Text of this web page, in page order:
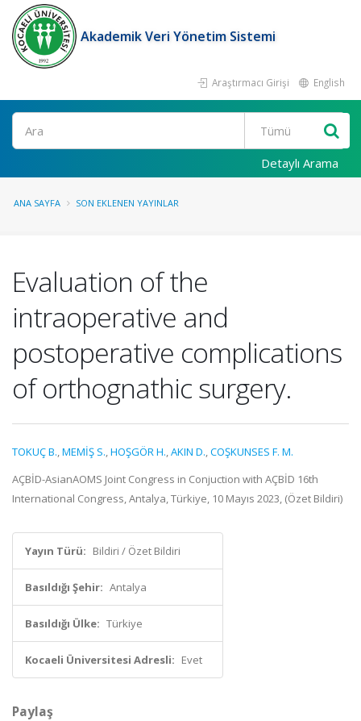
Akademik Veri Yönetim Sistemi
Araştırmacı Girişi English
Ara
Detaylı Arama
ANA SAYFA SON EKLENEN YAYINLAR
Evaluation of the
intraoperative and
postoperative complications
of orthognathic surgery.
TOKUÇ B.,MEMİŞ S.,HOŞGÖR H.,AKIN D.,COŞKUNSES F. M.
AÇBİD-AsianAOMS Joint Congress in Conjuction with AÇBİD 16th
International Congress, Antalya, Türkiye, 10 Mayıs 2023, (Özet Bildiri)
Yayın Türü: Bildiri / Özet Bildiri
Basıldığı Şehir: Antalya
Basıldığı Ülke: Türkiye
Kocaeli Üniversitesi Adresli: Evet
Paylaş